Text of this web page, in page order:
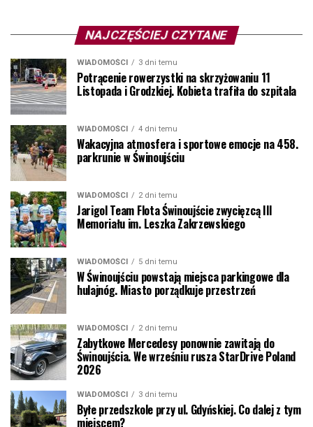
NAJCZĘŚCIEJ CZYTANE
WIADOMOŚCI 3 dni temu
Potrącenie rowerzystki na skrzyżowaniu 11
Listopada i Grodzkiej. Kobieta trafiła do szpitala
WIADOMOŚCI 4 dni temu
Wakacyjna atmosfera i sportowe emocje na 458.
parkrunie w Świnoujściu
WIADOMOŚCI 2 dni temu
Jarigol Team Flota Świnoujście zwycięzcą III
Memoriału im. Leszka Zakrzewskiego
WIADOMOŚCI 5 dni temu
W Świnoujściu powstają miejsca parkingowe dla
hulajnóg. Miasto porządkuje przestrzeń
WIADOMOŚCI 2 dni temu
Zabytkowe Mercedesy ponownie zawitają do
Świnoujścia. We wrześniu rusza StarDrive Poland
2026
WIADOMOŚCI 3 dni temu
Byłe przedszkole przy ul. Gdyńskiej. Co dalej z tym
miejscem?